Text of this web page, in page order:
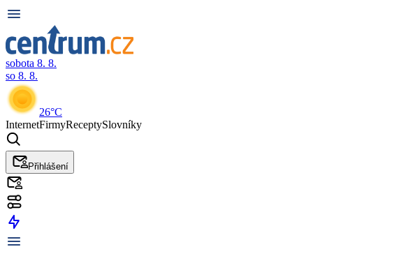
sobota 8. 8.
so 8. 8.
26°C
InternetFirmyReceptySlovníky
Přihlášení